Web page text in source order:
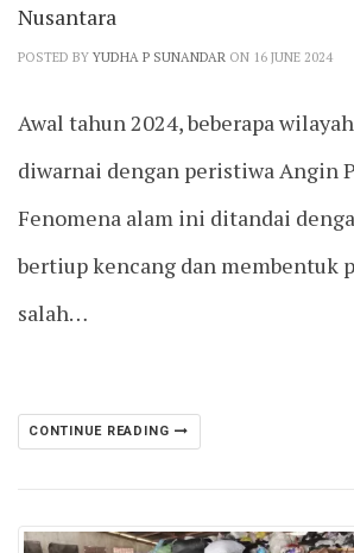
Nusantara
POSTED BY YUDHA P SUNANDAR ON 16 JUNE 2024
Awal tahun 2024, beberapa
diwarnai dengan peristiwa Angin
Fenomena alam ini ditandai
bertiup kencang dan membentuk
salah…
CONTINUE READING